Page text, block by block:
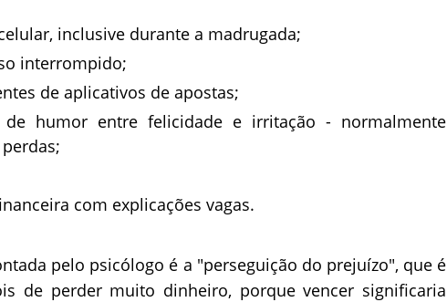
inclusive durante a madrugada;
interrompido;
de aplicativos de apostas;
de humor entre felicidade e irritação - normalmente
com explicações vagas.
pelo psicólogo é a "perseguição do prejuízo", que é
de perder muito dinheiro, porque vencer significaria